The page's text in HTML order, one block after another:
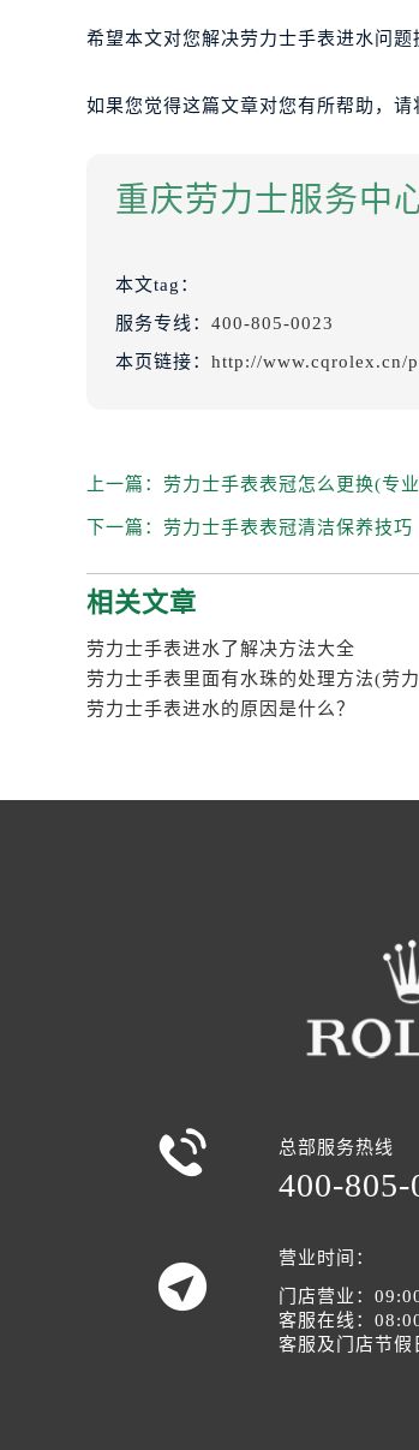
希望本文对您解决劳力士手表进水问题
如果您觉得这篇文章对您有所帮助，
重庆劳力士服务中
本文tag：
服务专线： 400-805-0023
本页链接： http://www.cqrolex.cn/
上一篇： 劳力士手表表冠怎么更换(专
下一篇： 劳力士手表表冠清洁保养技巧
相关文章
劳力士手表进水了解决方法大全
劳力士手表里面有水珠的处理方法(劳
劳力士手表进水的原因是什么？
 总部服务热线
400-805-

营业时间：
门店营业：
客服在线：
客服及门店节假